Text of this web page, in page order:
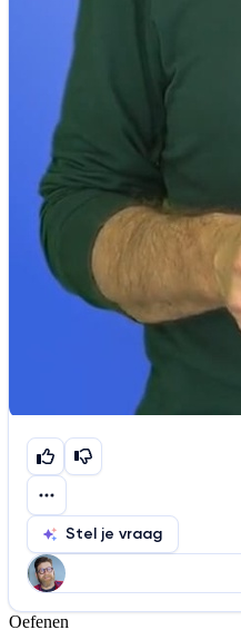
Stel je vraag
Help ons de video te verbeteren
Oefenen